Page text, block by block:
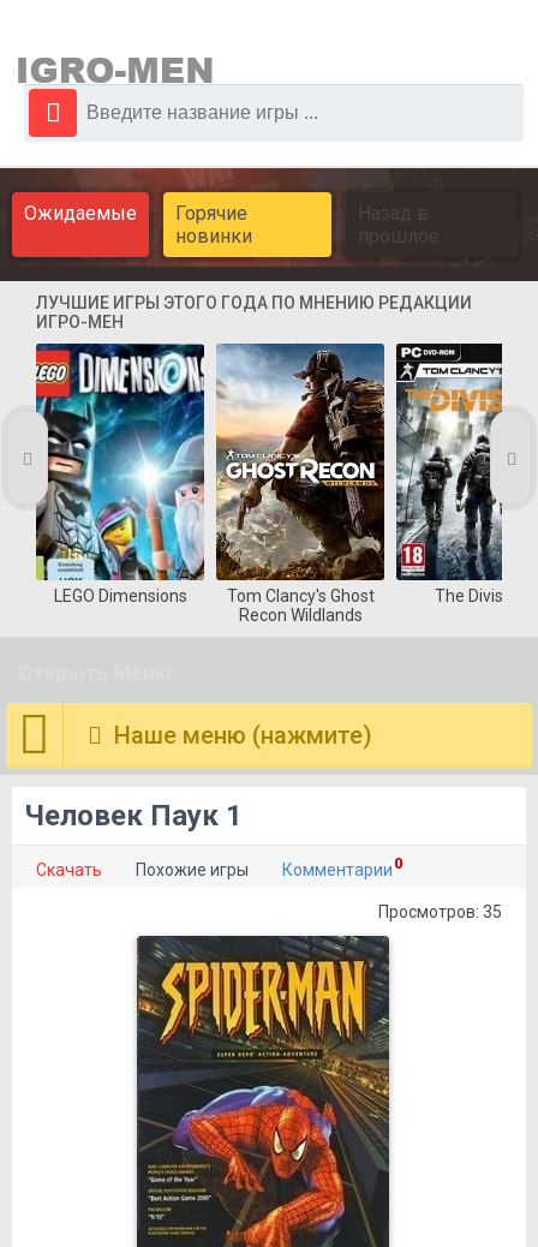
Ожидаемые
Горячие
новинки
Назад в
прошлое
ЛУЧШИЕ ИГРЫ ЭТОГО ГОДА ПО МНЕНИЮ РЕДАКЦИИ
ИГРО-МЕН
LEGO Dimensions
Tom Clancy's Ghost
Recon Wildlands
The Division
Наше меню (нажмите)
Человек Паук 1
Скачать Похожие игры Комментарии 0
Просмотров: 35